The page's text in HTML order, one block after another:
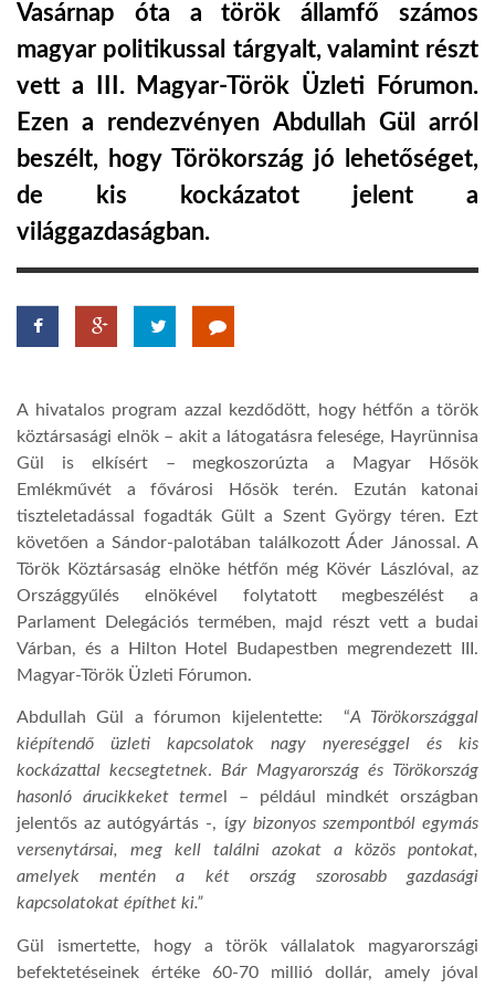
A NAP SZÉPE
LINKTR.EE
GLOBOZSARU
DOBRAVERO.HU
LATIMO.HU
Vasárnap óta a török államfő számos
magyar politikussal tárgyalt, valamint részt
vett a
III. Magyar-Török Üzleti Fórumon.
Ezen a rendezvényen Abdullah Gül arról
beszélt, hogy Törökország jó lehetőséget,
de kis kockázatot jelent a
világgazdaságban.
A hivatalos program azzal kezdődött, hogy hétfőn a török
köztársasági elnök – akit a látogatásra felesége, Hayrünnisa
Gül is elkísért – megkoszorúzta a Magyar Hősök
Emlékművét a fővárosi Hősök terén. Ezután katonai
tiszteletadással fogadták Gült a Szent György téren. Ezt
követően a Sándor-palotában találkozott Áder Jánossal. A
Török Köztársaság elnöke hétfőn még Kövér Lászlóval, az
Országgyűlés elnökével folytatott megbeszélést a
Parlament Delegációs termében, majd részt vett a budai
Várban, és a Hilton Hotel Budapestben megrendezett III.
Magyar-Török Üzleti Fórumon.
Abdullah Gül a fórumon kijelentette: “A Törökországgal
kiépítendő üzleti kapcsolatok nagy nyereséggel és kis
kockázattal kecsegtetnek.Bár Magyarország és Törökország
hasonló árucikkeket terme l – például mindkét országban
jelentős az autógyártás -, így bizonyos szempontból egymás
versenytársai, meg kell találni azokat a közös pontokat,
amelyek mentén a két ország szorosabb gazdasági
kapcsolatokat építhet ki.”
Gül ismertette, hogy a török vállalatok magyarországi
befektetéseinek értéke 60-70 millió dollár, amely jóval